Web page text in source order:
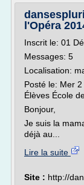
l'Opéra
Inscrit le: 01
Messages: 5
Localisation:
Posté le: Mer
Élèves École
Bonjour,
Je suis la
déjà au...
Lire la suite
Site : http://